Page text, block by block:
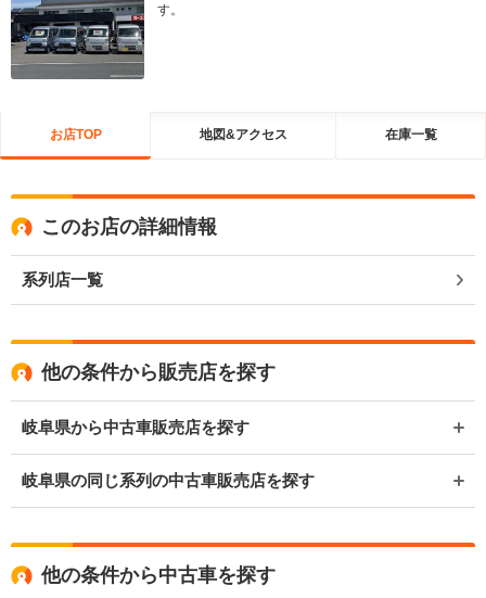
す。
お店TOP 地図&アクセス 在庫一覧
このお店の詳細情報
系列店一覧
他の条件から販売店を探す
岐阜県から中古車販売店を探す
岐阜県の同じ系列の中古車販売店を探す
他の条件から中古車を探す